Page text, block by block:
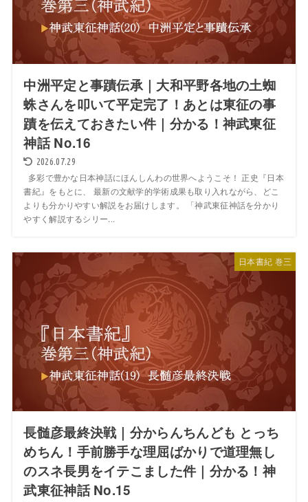
中洲平定と事蹟伝承｜大和平野各地の土蜘
蛛さんを叩いて平定完了！あとは東征の事
蹟を伝えておきたい件｜分かる！神武東征
神話 No.16
2026.07.29
多彩で豊かな日本神話にほんしんわの世界へようこそ！ 正史『日本
書紀』をもとに、 最新の文献学的学術成果も取り入れながら、どこ
よりも分かりやすい解説をお届けします。 「神武東征神話を分かり
やすく解説するシリー...
日本書紀 巻三
長髄彦最終決戦｜分からんちんども とっち
めちん！手前勝手な理屈ばかりで道理無し
のスネ長男をイテこました件｜分かる！神
武東征神話 No.15